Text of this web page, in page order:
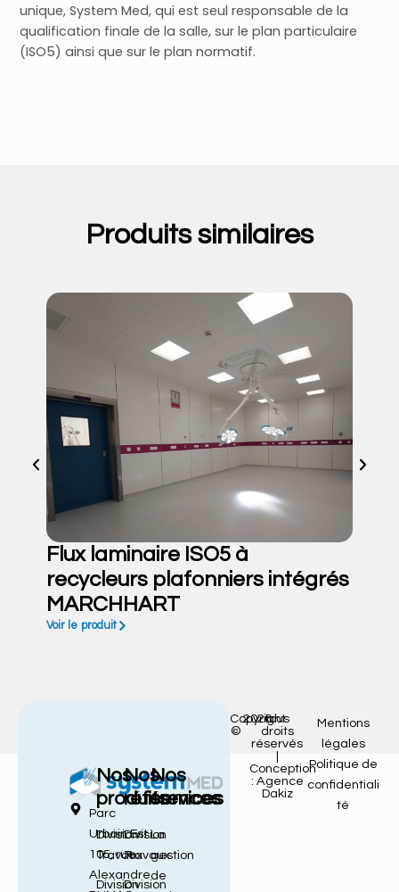
unique, System Med, qui est seul responsable de la
qualification finale de la salle, sur le plan particulaire
(ISO5) ainsi que sur le plan normatif.
Produits similaires
Flux laminaire ISO5 à
recycleurs plafonniers intégrés
MARCHHART
Voir le produit
Parc
Urbain Est
105, rue
Alexandre
Nos
produits
Division
Travaux
Division
Nos
références
Division
Travaux
Division
Nos
services
La
gestion
de
Copyright
©
2026tous
droits
réservés
Conception
: Agence
Dakiz
Mentions
légales
Politique de
confidentiali
té